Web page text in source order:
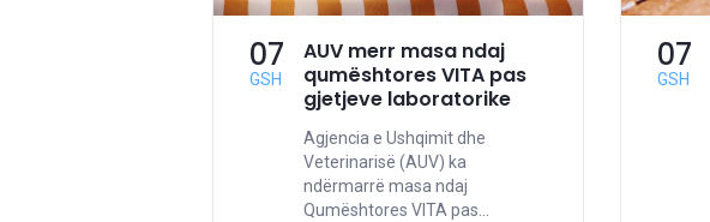
07
GSH
AUV merr masa ndaj
qumështores VITA pas
gjetjeve laboratorike
Agjencia e Ushqimit dhe
Veterinarisë (AUV) ka
ndërmarrë masa ndaj
Qumështores VITA pas...
07
GSH